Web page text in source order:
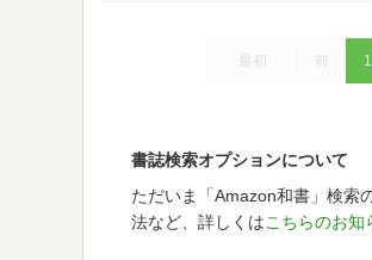
最初 前 1
書誌検索オプションについて
ただいま「Amazon和書」検索
法など、詳しくはこちらのお知